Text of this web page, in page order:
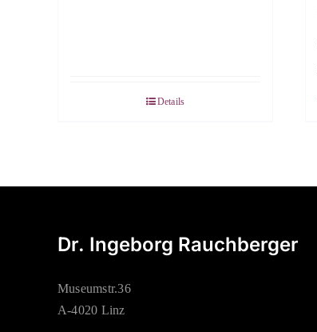
Details
Dr. Ingeborg Rauchberger
Museumstr.36
A-4020 Linz